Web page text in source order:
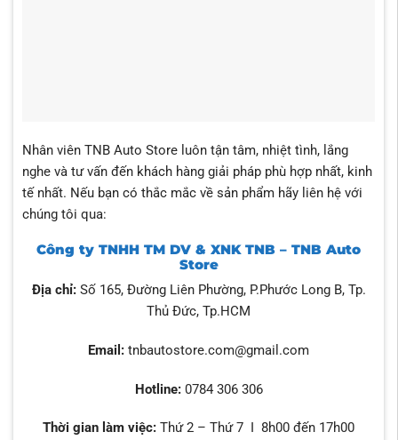
Nhân viên TNB Auto Store luôn tận tâm, nhiệt tình, lắng
nghe và tư vấn đến khách hàng giải pháp phù hợp nhất, kinh
tế nhất. Nếu bạn có thắc mắc về sản phẩm hãy liên hệ với
chúng tôi qua:
Công ty TNHH TM DV & XNK TNB – TNB Auto
Store
Địa chỉ: Số 165, Đường Liên Phường, P.Phước Long B, Tp.
Thủ Đức, Tp.HCM
Email: tnbautostore.com@gmail.com
Hotline: 0784 306 306
Thời gian làm việc: Thứ 2 – Thứ 7 I 8h00 đến 17h00